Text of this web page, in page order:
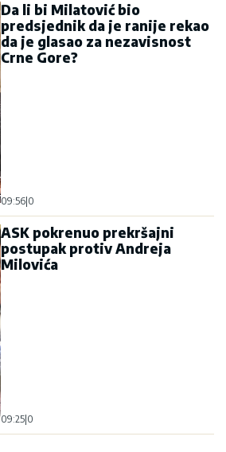
Da li bi Milatović bio
predsjednik da je ranije rekao
da je glasao za nezavisnost
Crne Gore?
09:56 0
ASK pokrenuo prekršajni
postupak protiv Andreja
Milovića
09:25 0